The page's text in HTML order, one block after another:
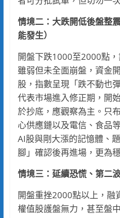
情境二：大跌開低後盤整
能發生）
開盤下跌1000至2000點
雖弱但未全面崩盤，資金
股，指數呈現「跌不動也
代表市場進入修正期，開
於抄底，應觀察為主。只
心供應鏈以及電信、食品
AI股與剛大漲的記憶體、
腳」確認後再進場，更為
情境三：延續恐慌、第二
開盤重挫2000點以上，融
權值股護盤無力，甚至盤